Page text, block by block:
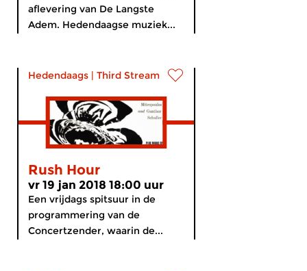
aflevering van De Langste
Adem. Hedendaagse muziek...
Hedendaags | Third Stream
Rush Hour
vr 19 jan 2018 18:00 uur
Een vrijdags spitsuur in de
programmering van de
Concertzender, waarin de...